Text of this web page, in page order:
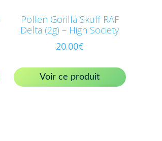
Pollen Gorilla Skuff RAF
Delta (2g) – High Society
20.00€
Voir ce produit